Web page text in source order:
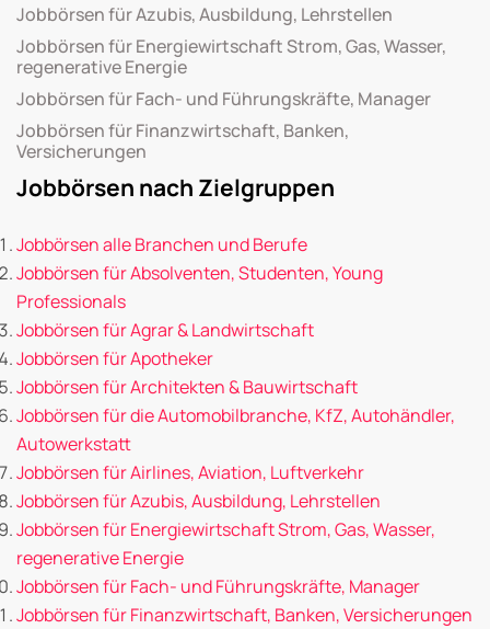
Jobbörsen für Azubis, Ausbildung, Lehrstellen
Jobbörsen für Energiewirtschaft Strom, Gas, Wasser,
regenerative Energie
Jobbörsen für Fach- und Führungskräfte, Manager
Jobbörsen für Finanzwirtschaft, Banken,
Versicherungen
Jobbörsen nach Zielgruppen
Jobbörsen alle Branchen und Berufe
Jobbörsen für Absolventen, Studenten, Young
Professionals
Jobbörsen für Agrar & Landwirtschaft
Jobbörsen für Apotheker
Jobbörsen für Architekten & Bauwirtschaft
Jobbörsen für die Automobilbranche, KfZ, Autohändler,
Autowerkstatt
Jobbörsen für Airlines, Aviation, Luftverkehr
Jobbörsen für Azubis, Ausbildung, Lehrstellen
Jobbörsen für Energiewirtschaft Strom, Gas, Wasser,
regenerative Energie
Jobbörsen für Fach- und Führungskräfte, Manager
Jobbörsen für Finanzwirtschaft, Banken, Versicherungen